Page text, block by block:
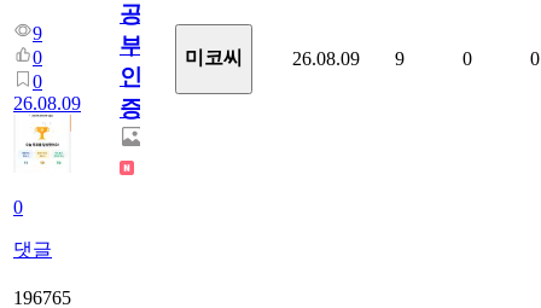
9
0
0
26.08.09
0
댓글
공
부
인
증
미코씨 26.08.09 9 0 0
196765